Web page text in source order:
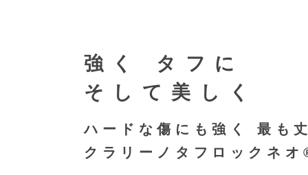
強く タフに
そして美しく
ハードな傷にも強く 最も
クラリーノタフロックネ